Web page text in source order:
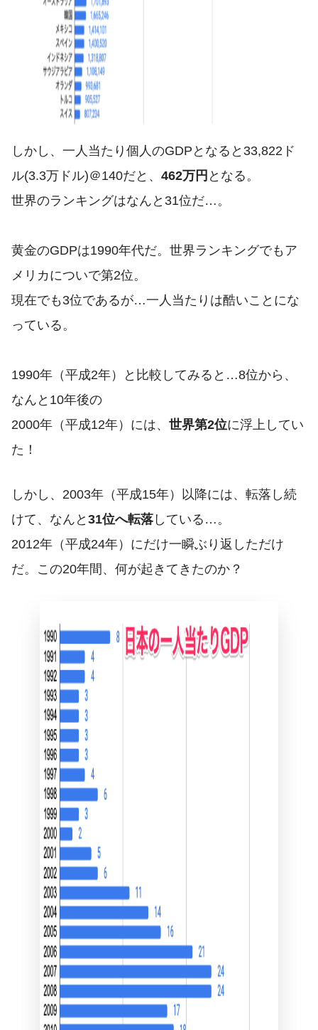
しかし、一人当たり個人のGDPとなると33,822ド
ル(3.3万ドル)＠140だと、 462万円 となる。
世界のランキングはなんと31位だ…。
黄金のGDPは1990年代だ。世界ランキングでもア
メリカについで第2位。
現在でも3位であるが…一人当たりは酷いことにな
っている。
1990年（平成2年）と比較してみると…8位から、
なんと10年後の
2000年（平成12年）には、 世界第2位に浮上してい
た！
しかし、2003年（平成15年）以降には、転落し続
けて、なんと31位へ転落している…。
2012年（平成24年）にだけ一瞬ぶり返しただけ
だ。この20年間、何が起きてきたのか？